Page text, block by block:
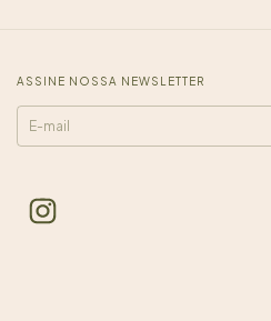
ASSINE NOSSA NEWSLETTER